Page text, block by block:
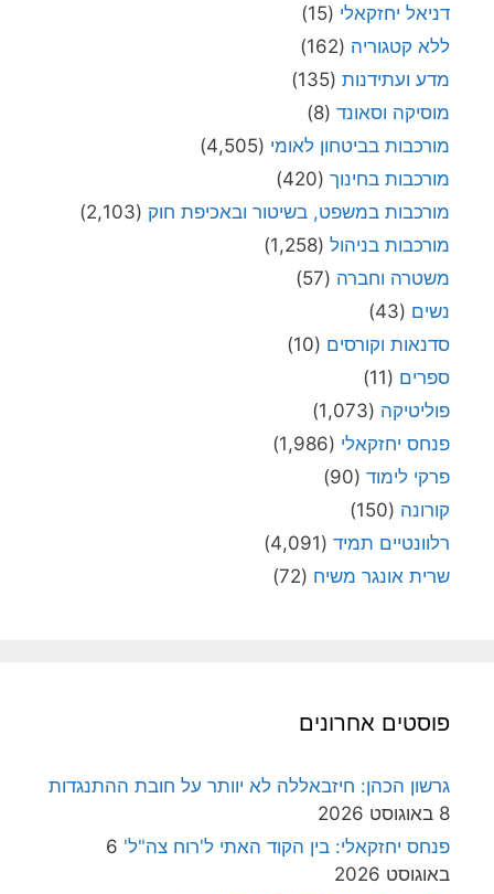
דניאל יחזקאלי (15)
ללא קטגוריה (162)
מדע ועתידנות (135)
מוסיקה וסאונד (8)
מורכבות בביטחון לאומי (4,505)
מורכבות בחינוך (420)
מורכבות במשפט, בשיטור ובאכיפת חוק (2,103)
מורכבות בניהול (1,258)
משטרה וחברה (57)
נשים (43)
סדנאות וקורסים (10)
ספרים (11)
פוליטיקה (1,073)
פנחס יחזקאלי (1,986)
פרקי לימוד (90)
קורונה (150)
רלוונטיים תמיד (4,091)
שרית אונגר משיח (72)
פוסטים אחרונים
גרשון הכהן: חיזבאללה לא יוותר על חובת ההתנגדות
8 באוגוסט 2026
פנחס יחזקאלי: בין הקוד האתי ל'רוח צה"ל' 6
באוגוסט 2026